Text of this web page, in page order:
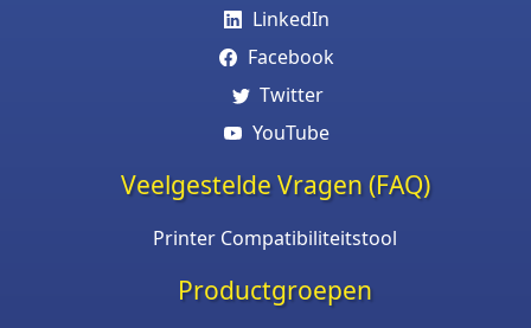
LinkedIn
Facebook
Twitter
YouTube
Veelgestelde Vragen (FAQ)
Printer Compatibiliteitstool
Productgroepen